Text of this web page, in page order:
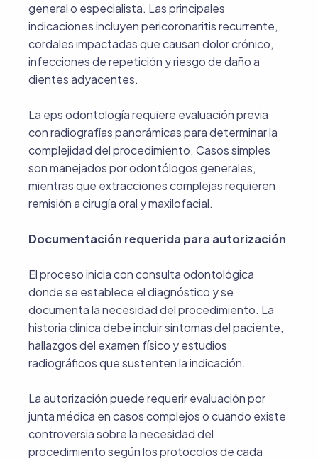
general o especialista. Las principales
indicaciones incluyen pericoronaritis recurrente,
cordales impactadas que causan dolor crónico,
infecciones de repetición y riesgo de daño a
dientes adyacentes.
La eps odontología requiere evaluación previa
con radiografías panorámicas para determinar la
complejidad del procedimiento. Casos simples
son manejados por odontólogos generales,
mientras que extracciones complejas requieren
remisión a cirugía oral y maxilofacial.
Documentación requerida para autorización
El proceso inicia con consulta odontológica
donde se establece el diagnóstico y se
documenta la necesidad del procedimiento. La
historia clínica debe incluir síntomas del paciente,
hallazgos del examen físico y estudios
radiográficos que sustenten la indicación.
La autorización puede requerir evaluación por
junta médica en casos complejos o cuando existe
controversia sobre la necesidad del
procedimiento según los protocolos de cada